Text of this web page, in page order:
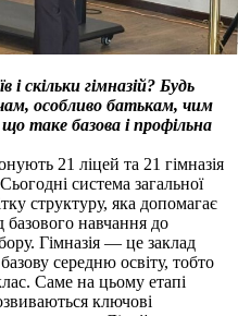
і скільки гімназій? Будь
особливо батькам, чим
що таке базова і профільна
21 ліцей та 21 гімназія
система загальної
структуру, яка допомагає
базового навчання до
Гімназія — це заклад
середню освіту, тобто
Саме на цьому етапі
ключові